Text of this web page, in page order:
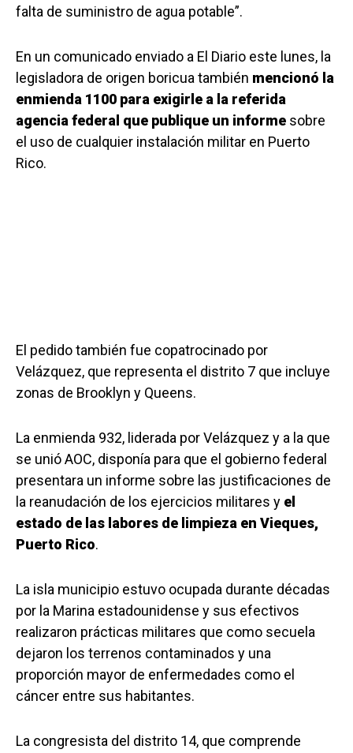
falta de suministro de agua potable”.
En un comunicado enviado a El Diario este lunes, la
legisladora de origen boricua también mencionó la
enmienda 1100 para exigirle a la referida
agencia federal que publique un informe sobre
el uso de cualquier instalación militar en Puerto
Rico.
El pedido también fue copatrocinado por
Velázquez, que representa el distrito 7 que incluye
zonas de Brooklyn y Queens.
La enmienda 932, liderada por Velázquez y a la que
se unió AOC, disponía para que el gobierno federal
presentara un informe sobre las justificaciones de
la reanudación de los ejercicios militares y el
estado de las labores de limpieza en Vieques,
Puerto Rico.
La isla municipio estuvo ocupada durante décadas
por la Marina estadounidense y sus efectivos
realizaron prácticas militares que como secuela
dejaron los terrenos contaminados y una
proporción mayor de enfermedades como el
cáncer entre sus habitantes.
La congresista del distrito 14, que comprende